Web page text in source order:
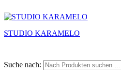
STUDIO KARAMELO
Suche nach: